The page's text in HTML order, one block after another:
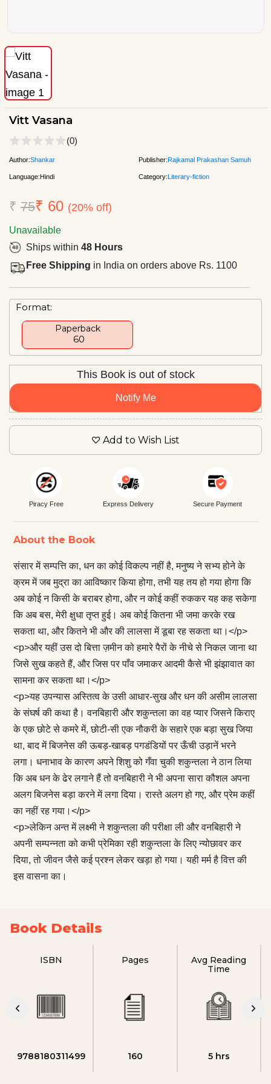
Vitt Vasana
(0)
Author:Shankar Publisher:Rajkamal Prakashan Samuh
Language:Hindi Category:Literary-fiction
₹ 75₹ 60 (20% off)
Unavailable
Ships within 48 Hours
Free Shipping in India on orders above Rs. 1100
Format:
Paperback
₹ 60
This Book is out of stock
Notify Me
Add to Wish List
Piracy Free Express Delivery Secure Payment
About the Book
संसार में सम्पत्ति का, धन का कोई विकल्प नहीं है, मनुष्य ने सभ्य होने के
क्रम में जब मुद्रा का आविष्कार किया होगा, तभी यह तय हो गया होगा कि
अब कोई न किसी के बराबर होगा, और न कोई कहीं रुककर यह कह सकेगा
कि अब बस, मेरी क्षुधा तृप्त हुई। अब कोई कितना भी जमा करके रख
सकता था, और कितने भी और की लालसा में डूबा रह सकता था।</p>
<p>और यहीं उस दो बित्ता ज़मीन को हमारे पैरों के नीचे से निकल जाना था
जिसे सुख कहते हैं, और जिस पर पाँव जमाकर आदमी कैसे भी झंझावात का
सामना कर सकता था।</p>
<p>यह उपन्यास अस्तित्व के उसी आधार-सुख और धन की असीम लालसा
के संघर्ष की कथा है। वनबिहारी और शकुन्तला का वह प्यार जिसने किराए
के एक छोटे से कमरे में, छोटी-सी एक नौकरी के सहारे एक बड़ा सुख जिया
था, बाद में बिजनेस की ऊबड़-खाबड़ पगडंडियों पर ऊँची उड़ानें भरने
लगा। धनाभाव के कारण अपने शिशु को गँवा चुकी शकुन्तला ने ठान लिया
कि अब धन के ढेर लगाने हैं तो वनबिहारी ने भी अपना सारा कौशल अपना
अलग बिजनेस बड़ा करने में लगा दिया। रास्ते अलग हो गए, और प्रेम कहीं
का नहीं रह गया।</p>
<p>लेकिन अन्त में लक्ष्मी ने शकुन्तला की परीक्षा ली और वनबिहारी ने
अपनी सम्पन्नता को कभी प्रेमिका रही शकुन्तला के लिए न्योछावर कर
दिया, तो जीवन जैसे कई प्रश्न लेकर खड़ा हो गया। यही मर्म है वित्त की
इस वासना का।
Book Details
ISBN
9788180311499
Pages
160
Avg Reading
Time
5 hrs